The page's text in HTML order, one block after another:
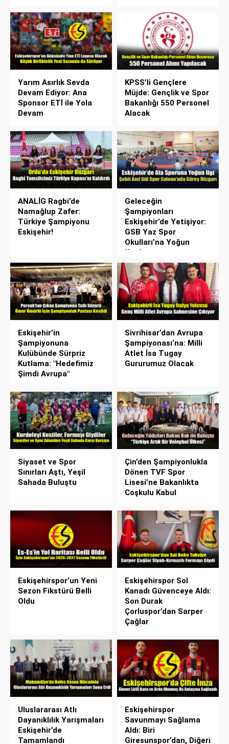
Yarım Asırlık Sevda
Devam Ediyor: Ana
Sponsor ETİ ile Yola
Devam
KPSS’li Gençlere
Müjde: Gençlik ve Spor
Bakanlığı 550 Personel
Alacak
ANALİG Ragbi’de
Namağlup Zafer:
Türkiye Şampiyonu
Eskişehir!
Geleceğin
Şampiyonları
Eskişehir’de Yetişiyor:
GSB Yaz Spor
Okulları’na Yoğun
Katılım
Eskişehir’in
Şampiyonuna
Kulübünde Sürpriz
Kutlama: "Hedefimiz
Şimdi Avrupa"
Sivrihisar’dan Avrupa
Şampiyonası’na: Milli
Atlet İsa Tugay
Gururumuz Olacak
Siyaset ve Spor
Sınırları Aştı, Yeşil
Sahada Buluştu
Çin’den Şampiyonlukla
Dönen TVF Spor
Lisesi’ne Bakanlıkta
Coşkulu Kabul
Eskişehirspor’un Yeni
Sezon Fikstürü Belli
Oldu
Eskişehirspor Sol
Kanadı Güvenceye Aldı:
Son Durak
Çorluspor’dan Sarper
Çağlar
Uluslararası Atlı
Dayanıklılık Yarışmaları
Eskişehir’de
Tamamlandı
Eskişehirspor
Savunmayı Sağlama
Aldı: Biri
Giresunspor’dan, Diğeri